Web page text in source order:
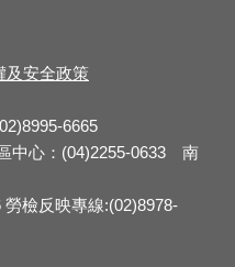
及安全政策
6665
中心：(04)2255-0633 南
檢反映專線:(02)8978-